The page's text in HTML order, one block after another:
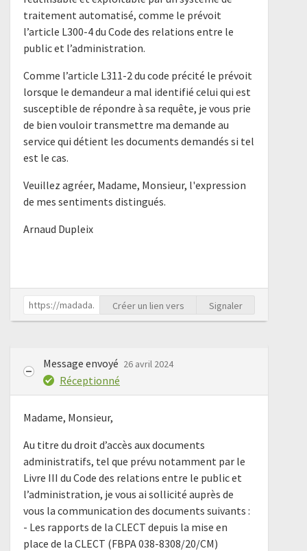
traitement automatisé, comme le prévoit
l’article L300-4 du Code des relations entre le
public et l’administration.
Comme l’article L311-2 du code précité le prévoit
lorsque le demandeur a mal identifié celui qui est
susceptible de répondre à sa requête, je vous prie
de bien vouloir transmettre ma demande au
service qui détient les documents demandés si tel
est le cas.
Veuillez agréer, Madame, Monsieur, l'expression
de mes sentiments distingués.
Arnaud Dupleix
Créer un lien vers Signaler
Message envoyé 26 avril 2024
Réceptionné
Madame, Monsieur,
Au titre du droit d’accès aux documents
administratifs, tel que prévu notamment par le
Livre III du Code des relations entre le public et
l’administration, je vous ai sollicité auprès de
vous la communication des documents suivants :
- Les rapports de la CLECT depuis la mise en
place de la CLECT (FBPA 038-8308/20/CM)